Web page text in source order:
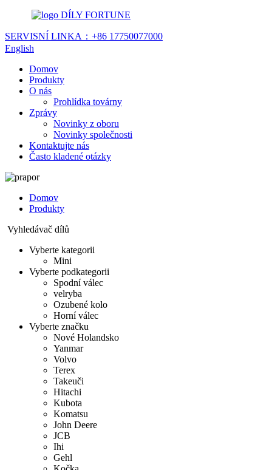
DÍLY FORTUNE
SERVISNÍ LINKA： +86 17750077000
English
Domov
Produkty
O nás
Prohlídka továrny
Zprávy
Novinky z oboru
Novinky společnosti
Kontaktujte nás
Často kladené otázky
Domov
Produkty
Vyhledávač dílů
Vyberte kategorii
Mini
Vyberte podkategorii
Spodní válec
velryba
Ozubené kolo
Horní válec
Vyberte značku
Nové Holandsko
Yanmar
Volvo
Terex
Takeuči
Hitachi
Kubota
Komatsu
John Deere
JCB
Ihi
Gehl